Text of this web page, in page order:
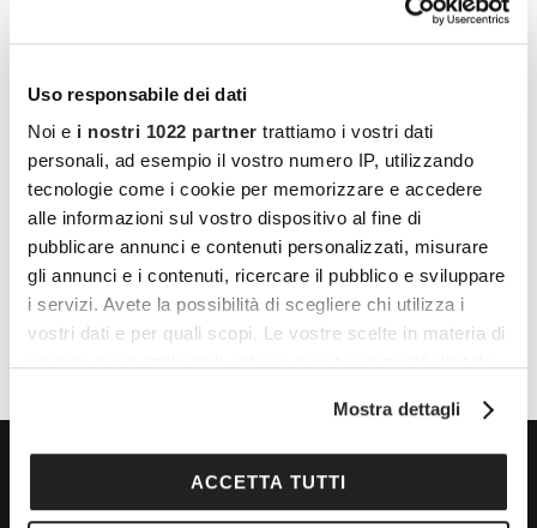
Uso responsabile dei dati
Noi e i nostri 1022 partner trattiamo i vostri dati
personali, ad esempio il vostro numero IP, utilizzando
tecnologie come i cookie per memorizzare e accedere
alle informazioni sul vostro dispositivo al fine di
pubblicare annunci e contenuti personalizzati, misurare
gli annunci e i contenuti, ricercare il pubblico e sviluppare
i servizi. Avete la possibilità di scegliere chi utilizza i
vostri dati e per quali scopi. Le vostre scelte in materia di
modificare o revocare il proprio consenso in qualsiasi
sull'icona di attivazione della privacy.
Mostra dettagli
ACCETTA TUTTI
LUOGO
Piazza Papa Pio XI, 2
Italia + Google Maps